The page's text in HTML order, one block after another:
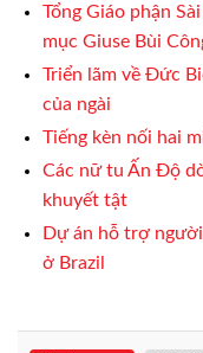
Tổng Giáo phận
mục Giuse Bùi
Triển lãm về Đức
của ngài
Tiếng kèn nối hai
Các nữ tu Ấn Độ
khuyết tật
Dự án hỗ trợ
ở Brazil